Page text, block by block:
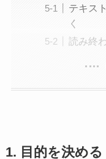
テキス
く
読み終
1. 目的を決め